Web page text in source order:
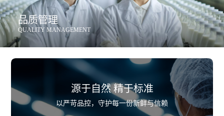
品质管理
QUALITY MANAGEMENT
源于自然 精于标准
以严苛品控，守护每一份新鲜与信赖